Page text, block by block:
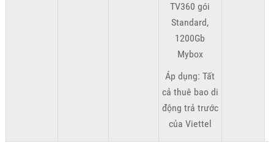
TV360 gói
Standard,
1200Gb
Mybox
Áp dụng: Tất
cả thuê bao di
động trả trước
của Viettel